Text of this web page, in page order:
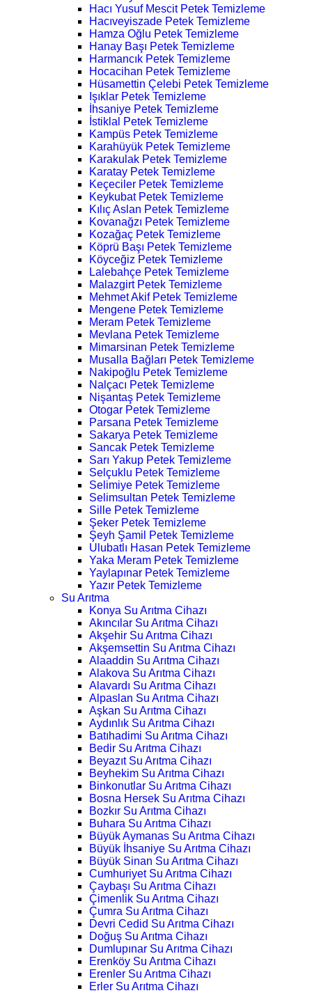
Hacı Yusuf Mescit Petek Temizleme
Hacıveyiszade Petek Temizleme
Hamza Oğlu Petek Temizleme
Hanay Başı Petek Temizleme
Harmancık Petek Temizleme
Hocacihan Petek Temizleme
Hüsamettin Çelebi Petek Temizleme
Işıklar Petek Temizleme
İhsaniye Petek Temizleme
İstiklal Petek Temizleme
Kampüs Petek Temizleme
Karahüyük Petek Temizleme
Karakulak Petek Temizleme
Karatay Petek Temizleme
Keçeciler Petek Temizleme
Keykubat Petek Temizleme
Kılıç Aslan Petek Temizleme
Kovanağzı Petek Temizleme
Kozağaç Petek Temizleme
Köprü Başı Petek Temizleme
Köyceğiz Petek Temizleme
Lalebahçe Petek Temizleme
Malazgirt Petek Temizleme
Mehmet Akif Petek Temizleme
Mengene Petek Temizleme
Meram Petek Temizleme
Mevlana Petek Temizleme
Mimarsinan Petek Temizleme
Musalla Bağları Petek Temizleme
Nakipoğlu Petek Temizleme
Nalçacı Petek Temizleme
Nişantaş Petek Temizleme
Otogar Petek Temizleme
Parsana Petek Temizleme
Sakarya Petek Temizleme
Sancak Petek Temizleme
Sarı Yakup Petek Temizleme
Selçuklu Petek Temizleme
Selimiye Petek Temizleme
Selimsultan Petek Temizleme
Sille Petek Temizleme
Şeker Petek Temizleme
Şeyh Şamil Petek Temizleme
Ulubatlı Hasan Petek Temizleme
Yaka Meram Petek Temizleme
Yaylapınar Petek Temizleme
Yazır Petek Temizleme
Su Arıtma
Konya Su Arıtma Cihazı
Akıncılar Su Arıtma Cihazı
Akşehir Su Arıtma Cihazı
Akşemsettin Su Arıtma Cihazı
Alaaddin Su Arıtma Cihazı
Alakova Su Arıtma Cihazı
Alavardı Su Arıtma Cihazı
Alpaslan Su Arıtma Cihazı
Aşkan Su Arıtma Cihazı
Aydınlık Su Arıtma Cihazı
Batıhadimi Su Arıtma Cihazı
Bedir Su Arıtma Cihazı
Beyazıt Su Arıtma Cihazı
Beyhekim Su Arıtma Cihazı
Binkonutlar Su Arıtma Cihazı
Bosna Hersek Su Arıtma Cihazı
Bozkır Su Arıtma Cihazı
Buhara Su Arıtma Cihazı
Büyük Aymanas Su Arıtma Cihazı
Büyük İhsaniye Su Arıtma Cihazı
Büyük Sinan Su Arıtma Cihazı
Cumhuriyet Su Arıtma Cihazı
Çaybaşı Su Arıtma Cihazı
Çimenlik Su Arıtma Cihazı
Çumra Su Arıtma Cihazı
Devri Cedid Su Arıtma Cihazı
Doğuş Su Arıtma Cihazı
Dumlupınar Su Arıtma Cihazı
Erenköy Su Arıtma Cihazı
Erenler Su Arıtma Cihazı
Erler Su Arıtma Cihazı